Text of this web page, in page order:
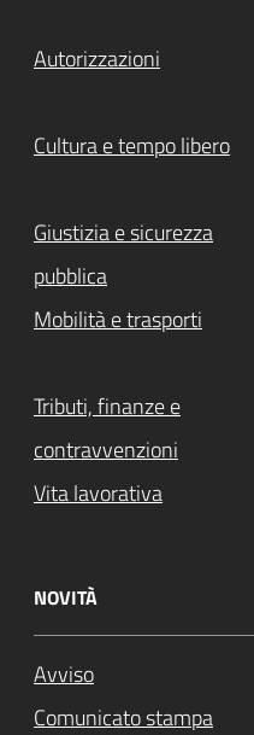
Autorizzazioni
Cultura e tempo libero
Giustizia e sicurezza
pubblica
Mobilità e trasporti
Tributi, finanze e
contravvenzioni
Vita lavorativa
NOVITÀ
Avviso
Comunicato stampa